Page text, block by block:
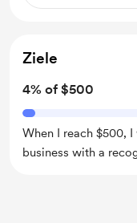
Ziele
4% of $500
When I reach $500,
business with a